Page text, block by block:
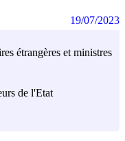
étrangères et ministres
de l'Etat
19/07/2023